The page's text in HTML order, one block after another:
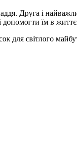
Друга і
допомогти їм в
для світлого